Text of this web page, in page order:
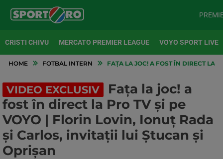
CRISTI CHIVU MERCATO PREMIER LEAGUE VOYO SPORT LIVE
HOME FOTBAL INTERN FAȚA LA JOC! A FOST ÎN DIRECT LA
VIDEO EXCLUSIV
Fața la joc! a
fost în direct la Pro TV și pe
VOYO | Florin Lovin, Ionuț Rada
și Carlos, invitații lui Ștucan și
Oprișan